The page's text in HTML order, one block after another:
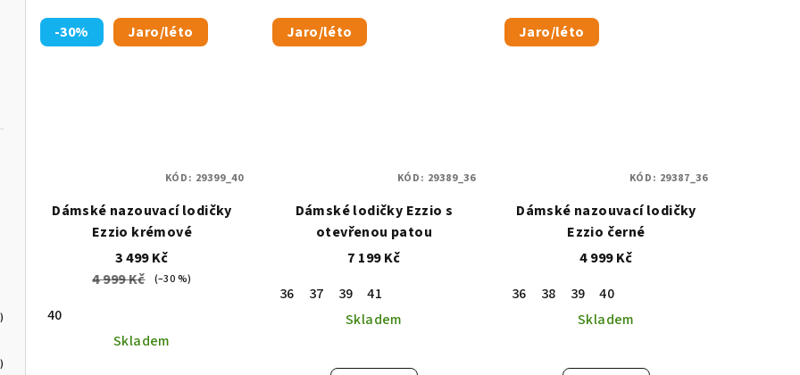
-30% Jaro/léto
Dámské nazouvací lodičky
Ezzio krémové
3 499 Kč
4 999 Kč
(–30 %)
40
Skladem
KÓD: 29399_40
Jaro/léto
Dámské lodičky Ezzio s
otevřenou patou
7 199 Kč
36
37 39
41
Skladem
KÓD: 29389_36
Jaro/léto
Dámské nazouvací lodičky
Ezzio černé
4 999 Kč
36
38 39
40
Skladem
KÓD: 29387_36